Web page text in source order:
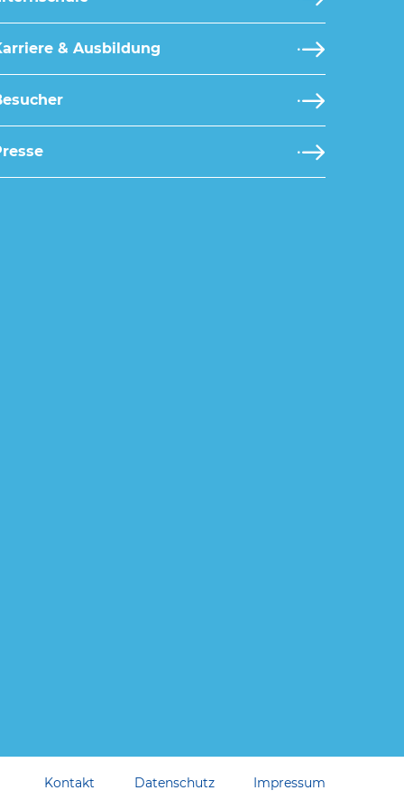
& Ausbildung
Kontakt Datenschutz Impressum